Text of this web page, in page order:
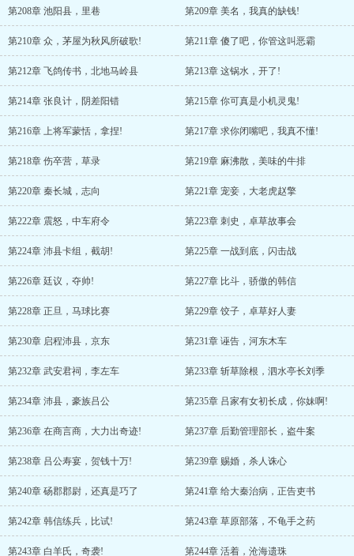
第208章 池阳县，里巷 第209章 美名，我真的缺钱!
第210章 众，茅屋为秋风所破歌! 第211章 傻了吧，你管这叫恶霸
第212章 飞鸽传书，北地马岭县 第213章 这锅水，开了!
第214章 张良计，阴差阳错 第215章 你可真是小机灵鬼!
第216章 上将军蒙恬，拿捏! 第217章 求你闭嘴吧，我真不懂!
第218章 伤卒营，草录 第219章 麻沸散，美味的牛排
第220章 秦长城，志向 第221章 宠妾，大老虎赵擎
第222章 震怒，中车府令 第223章 刺史，卓草故事会
第224章 沛县卡组，截胡! 第225章 一战到底，闪击战
第226章 廷议，夺帅! 第227章 比斗，骄傲的韩信
第228章 正旦，马球比赛 第229章 饺子，卓草好人妻
第230章 启程沛县，京东 第231章 诬告，河东木车
第232章 武安君祠，李左车 第233章 斩草除根，泗水亭长刘季
第234章 沛县，豪族吕公 第235章 吕家有女初长成，你妹啊!
第236章 在商言商，大力出奇迹! 第237章 后勤管理部长，盗牛案
第238章 吕公寿宴，贺钱十万! 第239章 赐婚，杀人诛心
第240章 砀郡郡尉，还真是巧了 第241章 给大秦治病，正告吏书
第242章 韩信练兵，比试! 第243章 草原部落，不龟手之药
第243章 白羊氏，奇袭! 第244章 活着，沧海遗珠